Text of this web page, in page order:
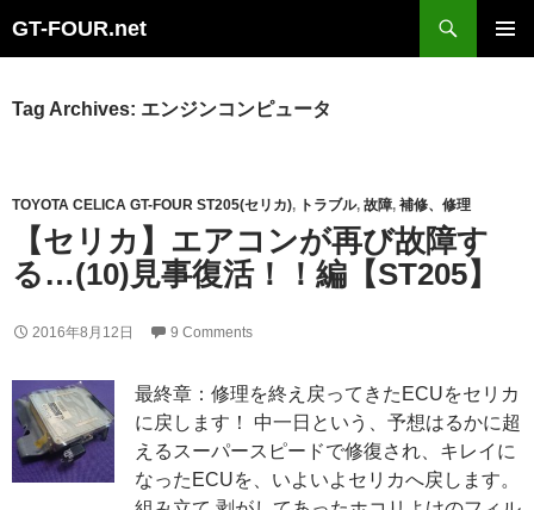
GT-FOUR.net
content
Tag Archives: エンジンコンピュータ
TOYOTA CELICA GT-FOUR ST205(セリカ), トラブル, 故障, 補修、修理
【セリカ】エアコンが再び故障す
る…(10)見事復活！！編【ST205】
2016年8月12日 9 Comments
最終章：修理を終え戻ってきたECUをセリカ
に戻します！ 中一日という、予想はるかに超
えるスーパースピードで修復され、キレイに
なったECUを、いよいよセリカへ戻します。